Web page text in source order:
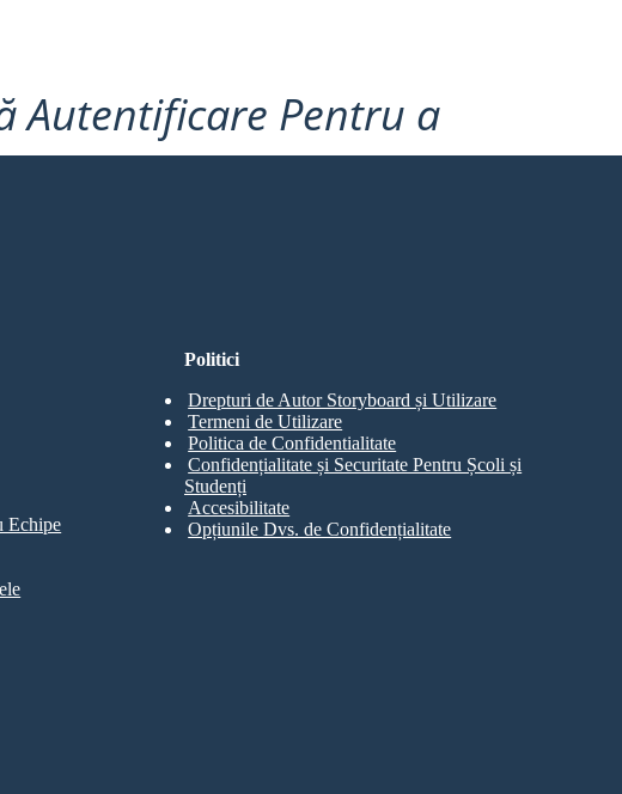
Autentificare Pentru a
Echipe
Politici
Drepturi de Autor Storyboard și Utilizare
Termeni de Utilizare
Politica de Confidentialitate
Confidențialitate și Securitate Pentru Școli și
Studenți
Accesibilitate
Opțiunile Dvs. de Confidențialitate